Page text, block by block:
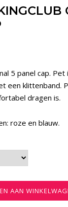
5 panel cap. Pet
een klittenband.
dragen is.
roze en blauw.
AAN